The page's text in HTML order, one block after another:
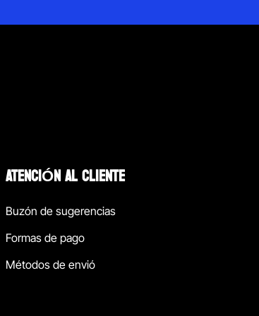
ATENCIÓN AL CLIENTE
Buzón de sugerencias
Formas de pago
Métodos de envió